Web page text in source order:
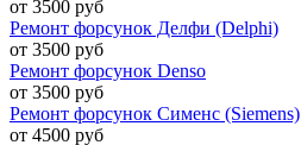
от 3500 руб
Ремонт форсунок Делфи (Delphi)
от 3500 руб
Ремонт форсунок Denso
от 3500 руб
Ремонт форсунок Сименс (Siemens)
от 4500 руб